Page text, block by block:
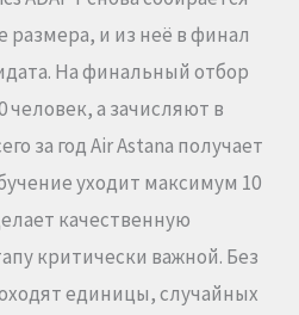
размера, и из неё в финал
На финальный отбор
человек, а зачисляют в
за год Air Astana получает
уходит максимум 10
качественную
критически важной. Без
единицы, случайных